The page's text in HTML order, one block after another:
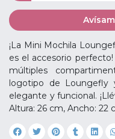
¡La Mini Mochila
es el accesorio
múltiples
logotipo de Loungefly
elegante y funcional.
Altura: 26 cm, Ancho: 22